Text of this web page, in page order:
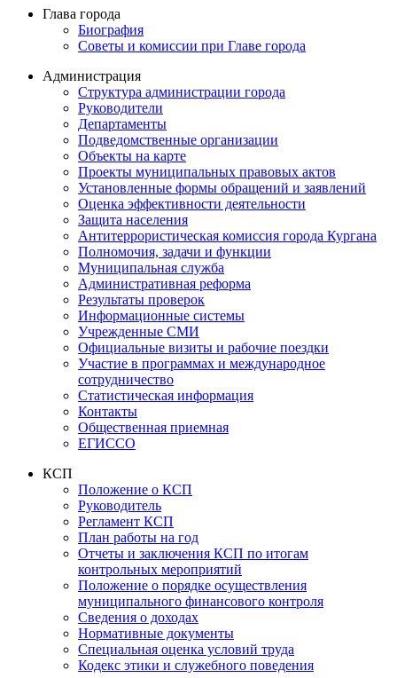
Глава города
Биография
Советы и комиссии при Главе города
Администрация
Структура администрации города
Руководители
Департаменты
Подведомственные организации
Объекты на карте
Проекты муниципальных правовых актов
Установленные формы обращений и заявлений
Оценка эффективности деятельности
Защита населения
Антитеррористическая комиссия города Кургана
Полномочия, задачи и функции
Муниципальная служба
Административная реформа
Результаты проверок
Информационные системы
Учрежденные СМИ
Официальные визиты и рабочие поездки
Участие в программах и международное
сотрудничество
Статистическая информация
Контакты
Общественная приемная
ЕГИССО
КСП
Положение о КСП
Руководитель
Регламент КСП
План работы на год
Отчеты и заключения КСП по итогам
контрольных мероприятий
Положение о порядке осуществления
муниципального финансового контроля
Сведения о доходах
Нормативные документы
Специальная оценка условий труда
Кодекс этики и служебного поведения